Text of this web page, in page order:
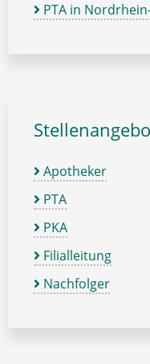
PTA in
Apotheker
PTA
PKA
Filialleitung
Nachfolger